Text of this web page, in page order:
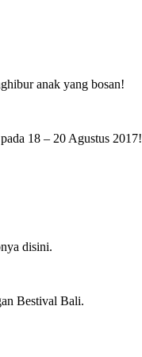
anak yang bosan!
18 – 20 Agustus 2017!
disini.
Bestival Bali.